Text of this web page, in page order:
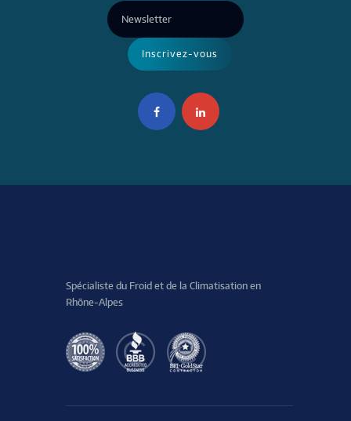
Spécialiste du Froid et de la Climatisation en
Rhône-Alpes